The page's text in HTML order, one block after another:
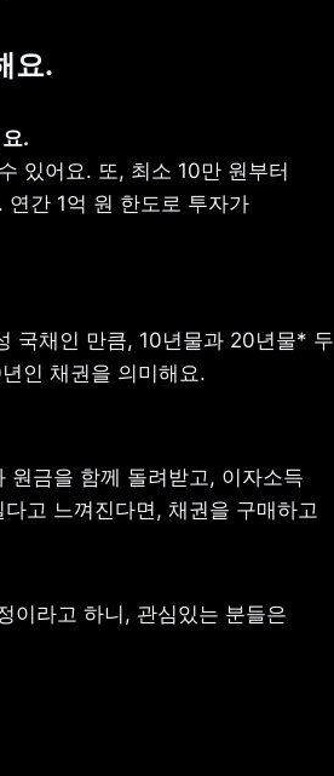
요.
있어요. 또, 최소 10만 원부터
간 1억 원 한도로 투자가
국채인 만큼, 10년물과 20년물* 두
인 채권을 의미해요.
원금을 함께 돌려받고, 이자소득
고 느껴진다면, 채권을 구매하고
이라고 하니, 관심있는 분들은